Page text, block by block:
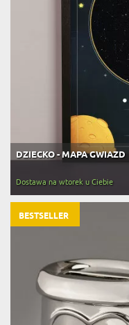
DZIECKO - MAPA GWIAZD
Dostawa na wtorek u Ciebie
BESTSELLER